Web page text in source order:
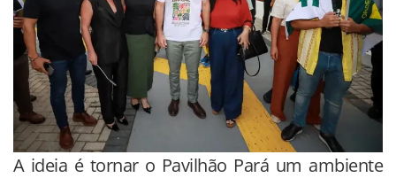
A ideia é tornar o Pavilhão Pará um ambiente